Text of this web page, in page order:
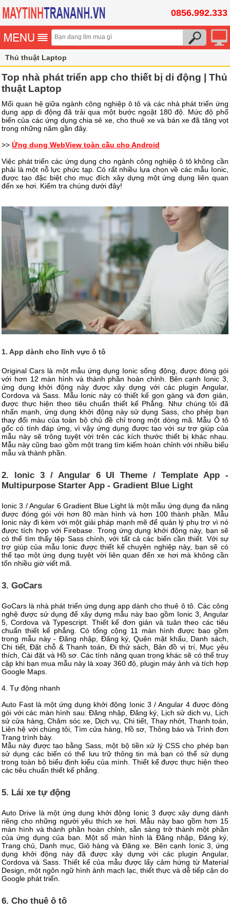
0856.992.333
Thủ thuật Laptop
Top nhà phát triển app cho thiết bị di động | Thủ
thuật Laptop
Mối quan hệ giữa ngành công nghiệp ô tô và các nhà phát triển ứng
dụng app di động đã trải qua một bước ngoặt 180 độ. Mức độ phổ
biến của các ứng dụng chia sẻ xe, cho thuê xe và bán xe đã tăng vọt
trong những năm gần đây.
>> Ứng dụng WebView toàn cầu cho Android
Việc phát triển các ứng dụng cho ngành công nghiệp ô tô không cần
phải là một nỗ lực phức tạp. Có rất nhiều lựa chọn về các mẫu Ionic,
được tạo đặc biệt cho mục đích xây dựng một ứng dụng liên quan
đến xe hơi. Kiểm tra chúng dưới đây!
1. App dành cho lĩnh vực ô tô
Original Cars là một mẫu ứng dụng Ionic sống động, được đóng gói
với hơn 12 màn hình và thành phần hoàn chỉnh. Bên cạnh Ionic 3,
ứng dụng khởi động này được xây dựng với các plugin Angular,
Cordova và Sass. Mẫu Ionic này có thiết kế gọn gàng và đơn giản,
được thực hiện theo tiêu chuẩn thiết kế Phẳng. Như chúng tôi đã
nhấn mạnh, ứng dụng khởi động này sử dụng Sass, cho phép bạn
thay đổi màu của toàn bộ chủ đề chỉ trong một dòng mã. Mẫu Ô tô
gốc có tính đáp ứng, vì vậy ứng dụng được tạo với sự trợ giúp của
mẫu này sẽ trông tuyệt vời trên các kích thước thiết bị khác nhau.
Mẫu này cũng bao gồm một trang tìm kiếm hoàn chỉnh với nhiều biểu
mẫu và thành phần.
2. Ionic 3 / Angular 6 UI Theme / Template App -
Multipurpose Starter App - Gradient Blue Light
Ionic 3 / Angular 6 Gradient Blue Light là một mẫu ứng dụng đa năng
được đóng gói với hơn 80 màn hình và hơn 100 thành phần. Mẫu
Ionic này đi kèm với một giải pháp mạnh mẽ để quản lý phụ trợ vì nó
được tích hợp với Firebase. Trong ứng dụng khởi động này, bạn sẽ
có thể tìm thấy tệp Sass chính, với tất cả các biến cần thiết. Với sự
trợ giúp của mẫu Ionic được thiết kế chuyên nghiệp này, bạn sẽ có
thể tạo một ứng dụng tuyệt vời liên quan đến xe hơi mà không cần
tốn nhiều giờ viết mã.
3. GoCars
GoCars là nhà phát triển ứng dụng app dành cho thuê ô tô. Các công
nghệ được sử dụng để xây dựng mẫu này bao gồm Ionic 3, Angular
5, Cordova và Typescript. Thiết kế đơn giản và tuân theo các tiêu
chuẩn thiết kế phẳng. Có tổng cộng 11 màn hình được bao gồm
trong mẫu này - Đăng nhập, Đăng ký, Quên mật khẩu, Danh sách,
Chi tiết, Đặt chỗ & Thanh toán, Đi thử sách, Bản đồ vị trí, Mục yêu
thích, Cài đặt và Hồ sơ. Các tính năng quan trọng khác sẽ có thể truy
cập khi bạn mua mẫu này là xoay 360 độ, plugin máy ảnh và tích hợp
Google Maps.
4. Tự động nhanh
Auto Fast là một ứng dụng khởi động Ionic 3 / Angular 4 được đóng
gói với các màn hình sau: Đăng nhập, Đăng ký, Lịch sử dịch vụ, Lịch
sử cửa hàng, Chăm sóc xe, Dịch vụ, Chi tiết, Thay nhớt, Thanh toán,
Liên hệ với chúng tôi, Tìm cửa hàng, Hồ sơ, Thông báo và Trình đơn
Trang trình bày.
Mẫu này được tạo bằng Sass, một bộ tiền xử lý CSS cho phép bạn
sử dụng các biến có thể lưu trữ thông tin mà bạn có thể sử dụng
trong toàn bộ biểu định kiểu của mình. Thiết kế được thực hiện theo
các tiêu chuẩn thiết kế phẳng.
5. Lái xe tự động
Auto Drive là một ứng dụng khởi động Ionic 3 được xây dựng dành
riêng cho những người yêu thích xe hơi. Mẫu này bao gồm hơn 15
màn hình và thành phần hoàn chỉnh, sẵn sàng trở thành một phần
của ứng dụng của bạn. Một số màn hình là Đăng nhập, Đăng ký,
Trang chủ, Danh mục, Giỏ hàng và Đăng xe. Bên cạnh Ionic 3, ứng
dụng khởi động này đã được xây dựng với các plugin Angular,
Cordova và Sass. Thiết kế của mẫu được lấy cảm hứng từ Material
Design, một ngôn ngữ hình ảnh mạch lạc, thiết thực và dễ tiếp cận do
Google phát triển.
6. Cho thuê ô tô